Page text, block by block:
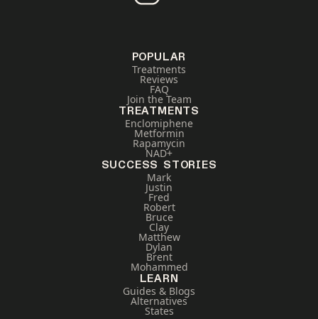
POPULAR
Treatments
Reviews
FAQ
Join the Team
TREATMENTS
Enclomiphene
Metformin
Rapamycin
NAD+
SUCCESS STORIES
Mark
Justin
Fred
Robert
Bruce
Clay
Matthew
Dylan
Brent
Mohammed
LEARN
Guides & Blogs
Alternatives
States